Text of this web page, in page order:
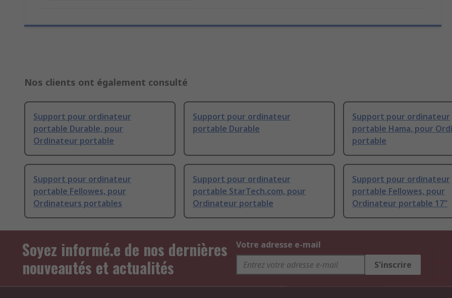
Nos clients ont également consulté
Support pour ordinateur
portable Durable, pour
Ordinateur portable
Support pour ordinateur
portable Durable
Support pour ordinateur
portable Hama, pour
portable
Support pour ordinateur
portable Fellowes, pour
Ordinateurs portables
Support pour ordinateur
portable StarTech.com, pour
Ordinateur portable
Support pour ordinateur
portable Fellowes, pour
Ordinateur portable 17"
Soyez informé.e de nos dernières
nouveautés et actualités
Votre adresse e-mail
S'inscrire